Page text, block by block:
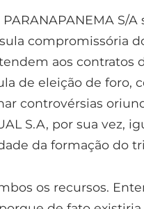
S/
compromissória
aos contratos
de eleição de foro,
controvérsias
S.A, por sua vez,
da formação do
os recursos.